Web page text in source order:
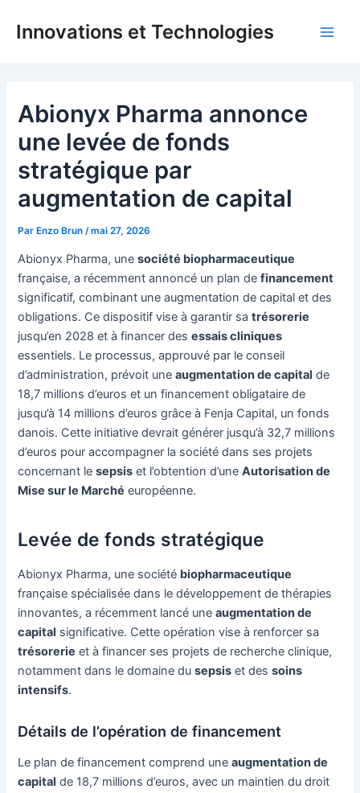
Innovations et Technologies
Abionyx Pharma annonce
une levée de fonds
stratégique par
augmentation de capital
ParEnzo Brun /mai 27, 2026
Abionyx Pharma, unesociété biopharmaceutique
française, a récemment annoncé un plan definancement
significatif, combinant une augmentation de capital et des
obligations. Ce dispositif vise à garantir satrésorerie
jusqu’en 2028 et à financer desessais cliniques
essentiels. Le processus, approuvé par le conseil
d’administration, prévoit uneaugmentation de capital de
18,7 millions d’euros et un financement obligataire de
jusqu’à 14 millions d’euros grâce à Fenja Capital, un fonds
danois. Cette initiative devrait générer jusqu’à 32,7 millions
d’euros pour accompagner la société dans ses projets
concernant lesepsis et l’obtention d’uneAutorisation de
Mise sur le Marché européenne.
Levée de fonds stratégique
Abionyx Pharma, une société biopharmaceutique
française spécialisée dans le développement de thérapies
innovantes, a récemment lancé uneaugmentation de
capital significative. Cette opération vise à renforcer sa
trésorerie et à financer ses projets de recherche clinique,
notamment dans le domaine dusepsis et dessoins
intensifs.
Détails de l’opération de financement
Le plan de financement comprend uneaugmentation de
capital de 18,7 millions d’euros, avec un maintien du droit